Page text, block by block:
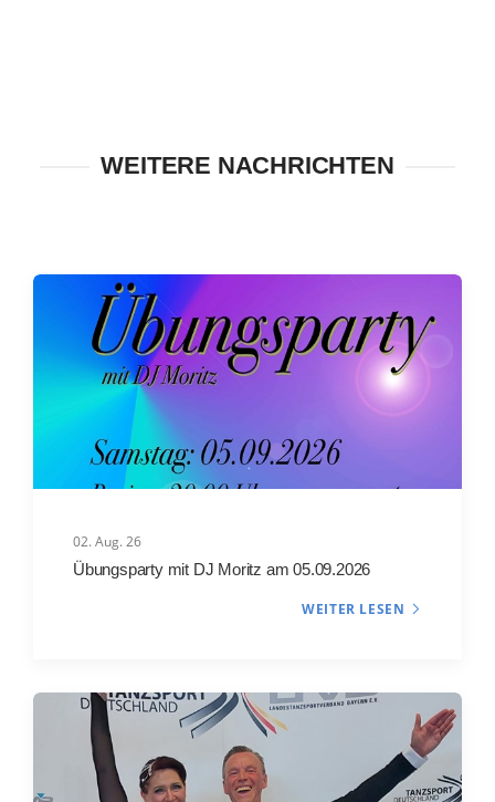
WEITERE NACHRICHTEN
02. Aug. 26
Übungsparty mit DJ Moritz am 05.09.2026
WEITER LESEN